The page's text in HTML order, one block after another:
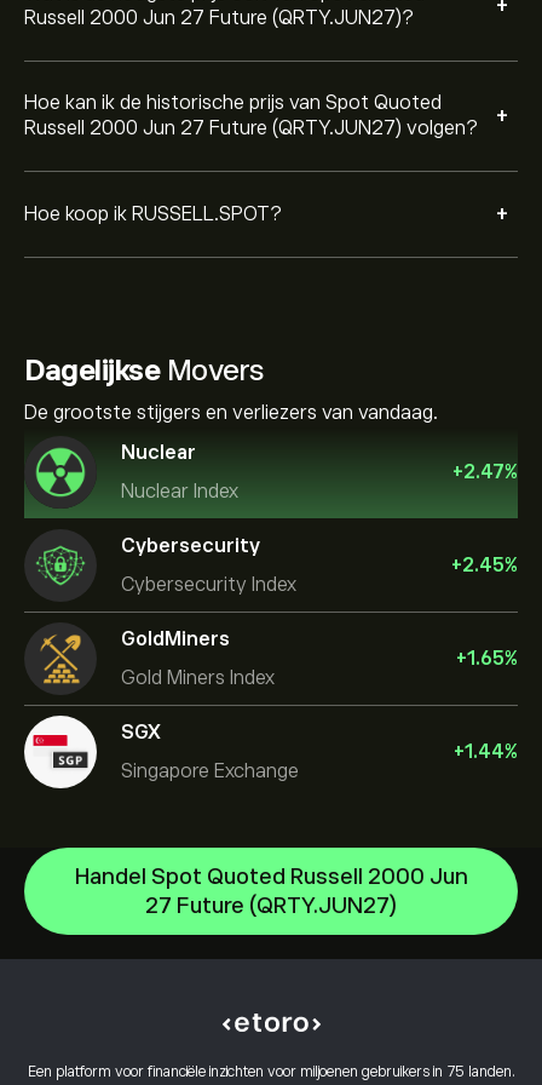
Russell 2000 Jun 27 Future (QRTY.JUN27)?
+
Hoe kan ik de historische prijs van Spot Quoted
Russell 2000 Jun 27 Future (QRTY.JUN27) volgen?
+
Hoe koop ik RUSSELL.SPOT? +
DagelijkseMovers
De grootste stijgers en verliezers van vandaag.
Nuclear
Nuclear Index
+2.47%
Cybersecurity
Cybersecurity Index
+2.45%
GoldMiners
Gold Miners Index
+1.65%
SGX
Singapore Exchange
+1.44%
Handel Spot Quoted Russell 2000 Jun
27 Future (QRTY.JUN27)
Een platform voor financiële inzichten voor miljoenen gebruikers in 75 landen.
US Dollar Index
S&P500 Index
FRA40 Index
Verantwoord handelen
Wat is hefboomwerking en marge